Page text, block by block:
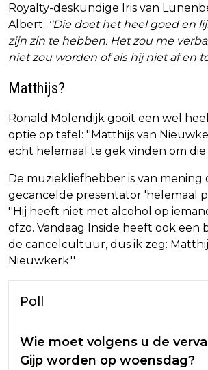
Royalty-deskundige Iris van
Albert. ''Die doet het heel goed en
zijn zin te hebben. Het zou me
niet zou worden of als hij niet af en
Matthijs?
Ronald Molendijk gooit een wel
optie op tafel: ''Matthijs van
echt helemaal te gek vinden om
De muziekliefhebber is van mening
gecancelde presentator 'helemaal
''Hij heeft niet met alcohol op
ofzo. Vandaag Inside heeft ook een
de cancelcultuur, dus ik zeg:
Nieuwkerk.''
Poll
Wie moet volgens u de
Gijp worden op woensdag?